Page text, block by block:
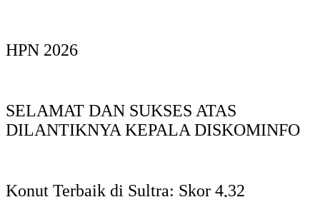
HPN 2026
SELAMAT DAN SUKSES ATAS
DILANTIKNYA KEPALA DISKOMINFO
Konut Terbaik di Sultra: Skor 4,32